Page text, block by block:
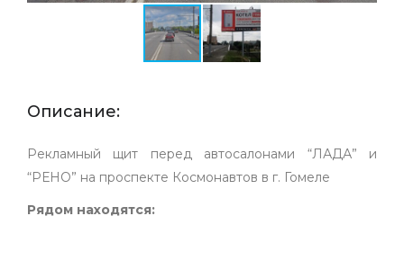
Описание:
Рекламный щит перед автосалонами “ЛАДА” и
“РЕНО” на проспекте Космонавтов в г. Гомеле
Рядом находятся: